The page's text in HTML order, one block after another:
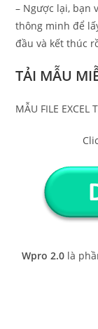
– Ngược lại, bạn
thông minh để
đầu và kết thúc
TẢI MẪU
MẪU FILE EXCEL
Wpro 2.0là